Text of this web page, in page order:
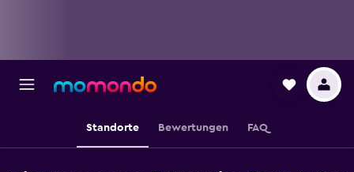
Standorte Bewertungen FAQ